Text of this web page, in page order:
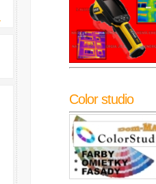
Color studio